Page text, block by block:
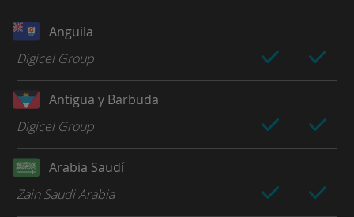
Anguila
Digicel Group
Antigua y Barbuda
Digicel Group
Arabia Saudí
Zain Saudi Arabia